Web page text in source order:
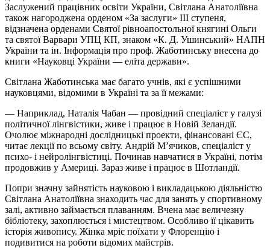
Заслужений працівник освіти України, Світлана Анатоліївна
також нагороджена орденом «За заслуги» ІІІ ступеня,
відзначена орденами Святої рівноапостольної княгині Ольги
та святої Варвари УПЦ КП, знаком «К. Д. Ушинський» НАПН
України та ін. Інформація про проф. Жаботинську внесена до
книги «Науковці України — еліта держави».
Світлана Жаботинська має багато учнів, які є успішними
науковцями, відомими в Україні та за її межами:
— Наприклад, Наталія Чабан — провідний спеціаліст у галузі
політичної лінгвістики, живе і працює в Новій Зеландії.
Очолює міжнародні дослідницькі проекти, фінансовані ЄС,
читає лекції по всьому світу. Андрій М’ячиков, спеціаліст у
психо- і нейролінгвістиці. Починав навчатися в Україні, потім
продовжив у Америці. Зараз живе і працює в Шотландії.
Попри значну зайнятість науковою і викладацькою діяльністю
Світлана Анатоліївна знаходить час для занять у спортивному
залі, активно займається плаванням. Вчена має величезну
бібліотеку, захоплюється і мистецтвом. Особливо її цікавить
історія живопису. Жінка мріє поїхати у Флоренцію і
подивитися на роботи відомих майстрів.